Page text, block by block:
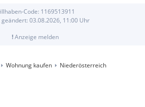
Code: 1169513911
03.08.2026, 11:00Uhr
!Anzeige melden
Wohnung kaufen
Niederösterreich